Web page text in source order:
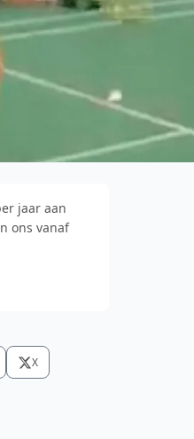
jaar aan
ons vanaf
X